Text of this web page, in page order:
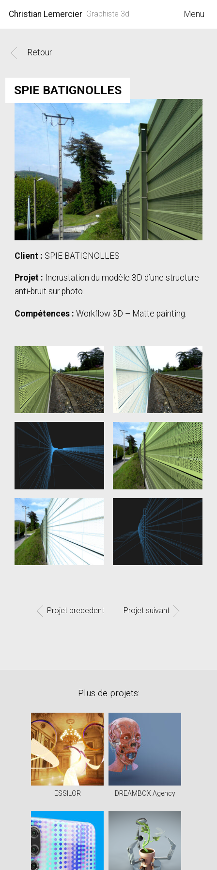
Christian Lemercier Graphiste 3d Menu
Retour
SPIE BATIGNOLLES
Client : SPIE BATIGNOLLES
Projet : Incrustation du modèle 3D d’une structure
anti-bruit sur photo.
Compétences : Workflow 3D – Matte painting.
Projet precedent Projet suivant
Plus de projets:
ESSILOR DREAMBOX Agency